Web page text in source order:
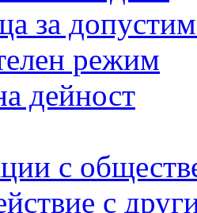
за
режим
дейност
с
с